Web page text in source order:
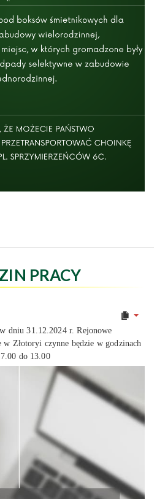
PRACY
dniu 31.12.2024 r. Rejonowe
w Złotoryi czynne będzie w godzinach
do 13.00